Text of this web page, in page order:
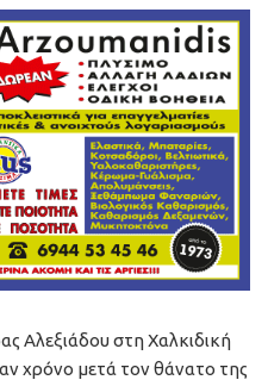
Αλεξιάδου στη Χαλκιδική
χρόνο μετά τον θάνατο της